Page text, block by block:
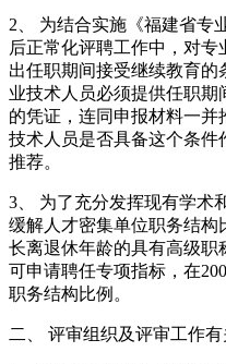
2、 为结合实施《福建省专
后正常化评聘工作中，对
出任职期间接受继续教育
业技术人员必须提供任职
的凭证，连同申报材料一
技术人员是否具备这个条
推荐。
3、 为了充分发挥现有学术
缓解人才密集单位职务结构
长离退休年龄的具有高级职
可申请聘任专项指标，在
职务结构比例。
二、 评审组织及评审工作